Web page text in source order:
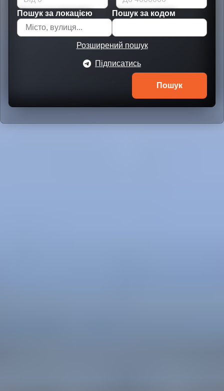
Пошук за локацією
Пошук за кодом
Розширений пошук
Підписатись
Пошук